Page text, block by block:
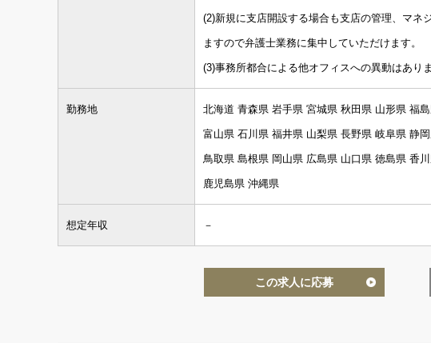
(2)新規に支店開設する場合も支店の管理、マネ
ますので弁護士業務に集中していただけます。
(3)事務所都合による他オフィスへの異動はあり
勤務地 北海道 青森県 岩手県 宮城県 秋田県 山形県 福
富山県 石川県 福井県 山梨県 長野県 岐阜県 静
鳥取県 島根県 岡山県 広島県 山口県 徳島県 香
鹿児島県 沖縄県
想定年収 －
この求人に応募